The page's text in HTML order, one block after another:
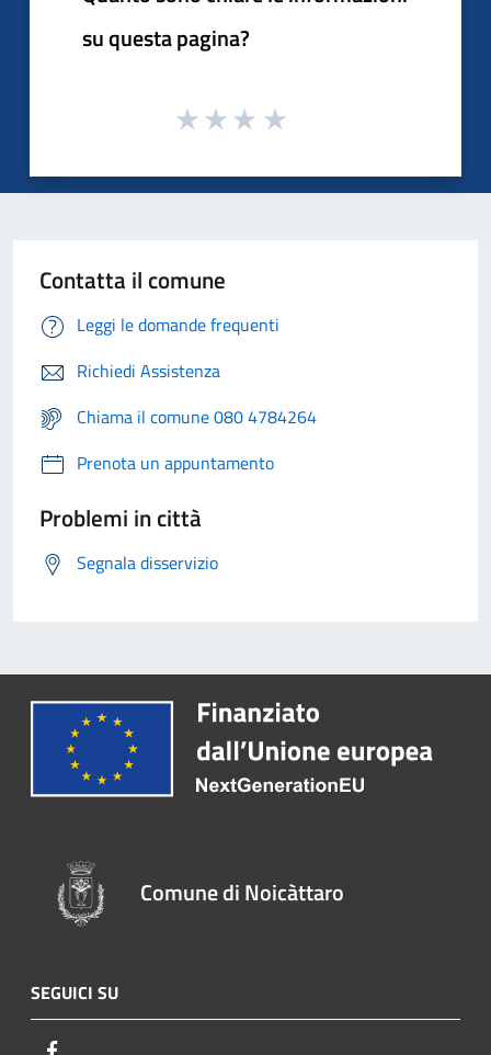
su questa pagina?
Contatta il comune
Leggi le domande frequenti
Richiedi Assistenza
Chiama il comune 080 4784264
Prenota un appuntamento
Problemi in città
Segnala disservizio
Comune di Noicàttaro
SEGUICI SU